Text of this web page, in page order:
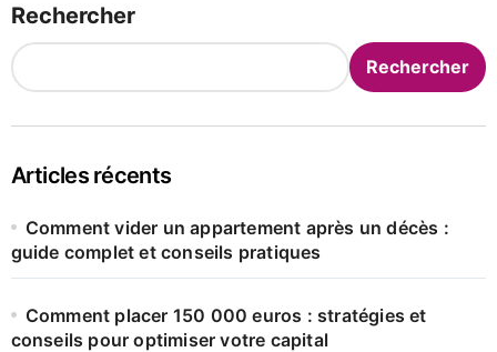
Rechercher
Rechercher
Articles récents
Comment vider un appartement après un décès :
guide complet et conseils pratiques
Comment placer 150 000 euros : stratégies et
conseils pour optimiser votre capital